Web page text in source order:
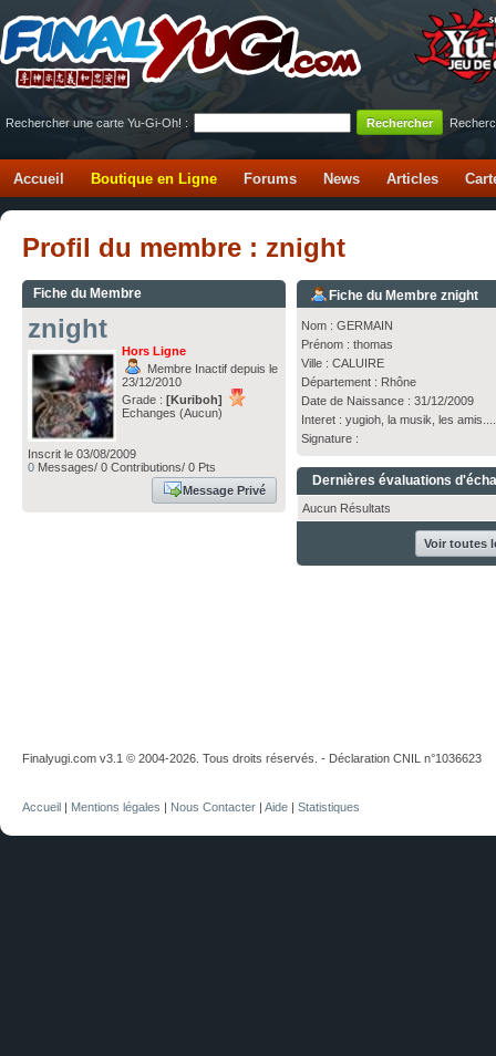
Rechercher une carte Yu-Gi-Oh! :
Accueil Boutique en Ligne Forums News Articles
Profil du membre : znight
Fiche du Membre
znight
Hors Ligne
Membre Inactif depuis le
23/12/2010
Grade : [Kuriboh]
Echanges (Aucun)
Inscrit le 03/08/2009
0 Messages/ 0 Contributions/ 0 Pts
Message Privé
Fiche du Membre znight
Nom : GERMAIN
Prénom : thomas
Ville : CALUIRE
Département : Rhône
Date de Naissance : 31/12/2009
Interet : yugioh, la musik, les
Signature :
Dernières évaluations
Aucun Résultats
Voir toutes
Finalyugi.com v3.1 © 2004-2026. Tous droits réservés. - Déclaration CNIL n°1036623
Accueil | Mentions légales | Nous Contacter | Aide | Statistiques